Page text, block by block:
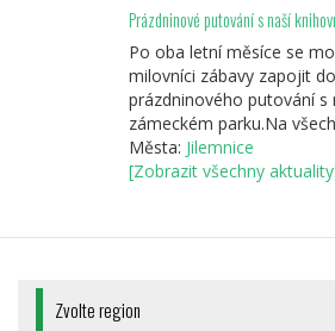
Prázdninové putování s naší
Po oba letní měsíce se
milovníci zábavy zapojit
prázdninového putování s
zámeckém parku.Na
Města: Jilemnice
[Zobrazit všechny
Zvolte region